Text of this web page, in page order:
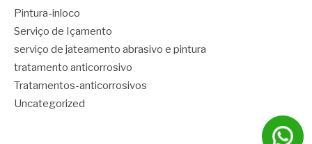
Pintura-inloco
Serviço de Içamento
serviço de jateamento abrasivo e pintura
tratamento anticorrosivo
Tratamentos-anticorrosivos
Uncategorized